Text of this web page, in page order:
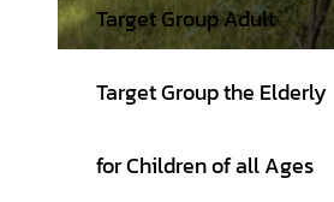
Target Group Adult
Target Group the Elderly
for Children of all Ages